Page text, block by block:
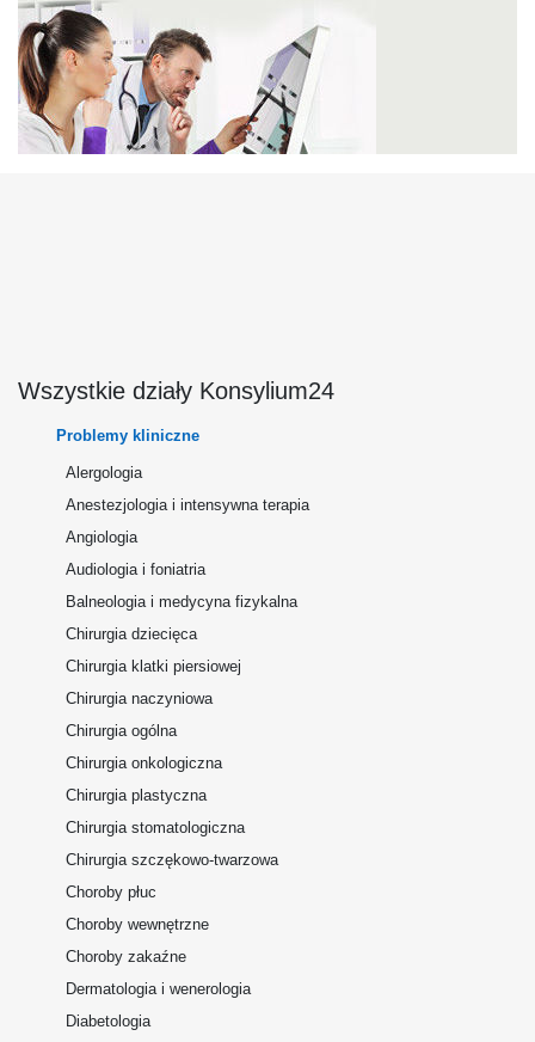
Wszystkie działy Konsylium24
Problemy kliniczne
Alergologia
Anestezjologia i intensywna terapia
Angiologia
Audiologia i foniatria
Balneologia i medycyna fizykalna
Chirurgia dziecięca
Chirurgia klatki piersiowej
Chirurgia naczyniowa
Chirurgia ogólna
Chirurgia onkologiczna
Chirurgia plastyczna
Chirurgia stomatologiczna
Chirurgia szczękowo-twarzowa
Choroby płuc
Choroby wewnętrzne
Choroby zakaźne
Dermatologia i wenerologia
Diabetologia